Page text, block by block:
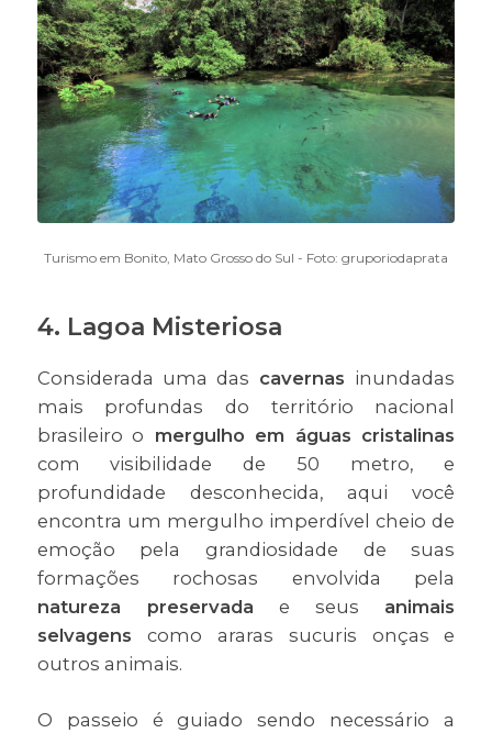
Turismo em Bonito, Mato Grosso do Sul - Foto: gruporiodaprata
4. Lagoa Misteriosa
Considerada uma das cavernas inundadas
mais profundas do território nacional
brasileiro o mergulho em águas cristalinas
com visibilidade de 50 metro, e
profundidade desconhecida, aqui você
encontra um mergulho imperdível cheio de
emoção pela grandiosidade de suas
formações rochosas envolvida pela
natureza preservada e seus animais
selvagenscomo araras sucuris onças e
outros animais.
O passeio é guiado sendo necessário a